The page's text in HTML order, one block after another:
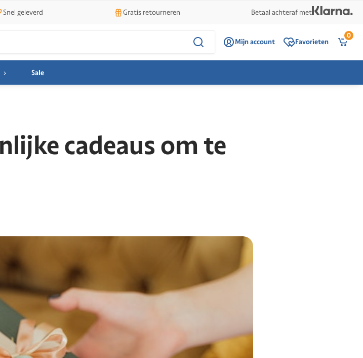
Snel geleverd Gratis retourneren Betaal achteraf met
Mijn account Favorieten
0
Sale
cadeaus om te